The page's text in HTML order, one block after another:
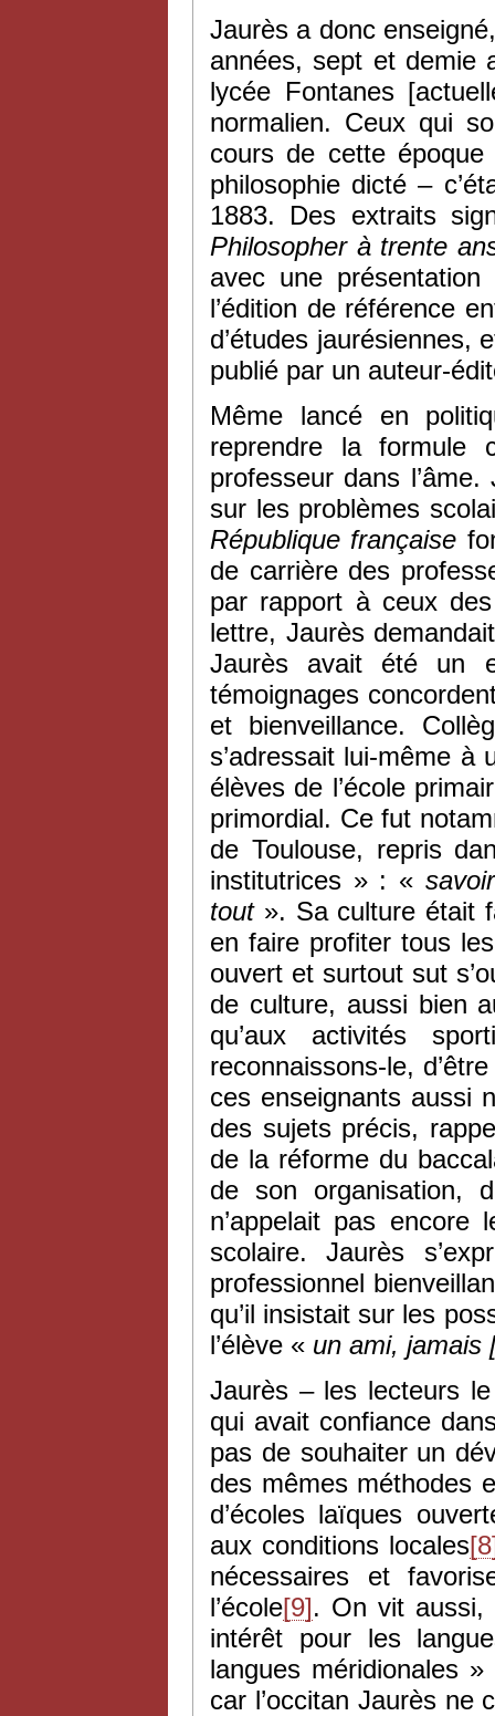
Jaurès a donc
années, sept et demie
lycée Fontanes
normalien. Ceux qui
cours de cette
philosophie dicté –
1883. Des extraits
Philosopher à trente
avec une présentation
l’édition de référence
d’études jaurésiennes,
publié par un auteur-
Même lancé en
reprendre la formule
professeur dans
sur les problèmes
République française
de carrière des
par rapport à ceux
lettre, Jaurès
Jaurès avait été un
témoignages
et bienveillance.
s’adressait lui-même
élèves de l’école
primordial. Ce fut
de Toulouse, repris
institutrices » : «
tout». Sa culture était
en faire profiter tous
ouvert et surtout sut
de culture, aussi bien
qu’aux activités
reconnaissons-le,
ces enseignants aussi
des sujets précis,
de la réforme du
de son organisation,
n’appelait pas
scolaire. Jaurès
professionnel
qu’il insistait sur les
l’élève « un ami, jamais
Jaurès – les lecteurs
qui avait confiance
pas de souhaiter un
des mêmes méthodes
d’écoles laïques
aux conditions locales
nécessaires et
l’école[9]. On vit aussi,
intérêt pour les
langues méridionales
car l’occitan Jaurès ne